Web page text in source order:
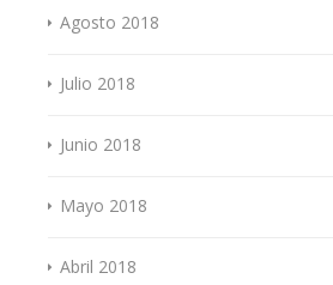
Agosto 2018
Julio 2018
Junio 2018
Mayo 2018
Abril 2018